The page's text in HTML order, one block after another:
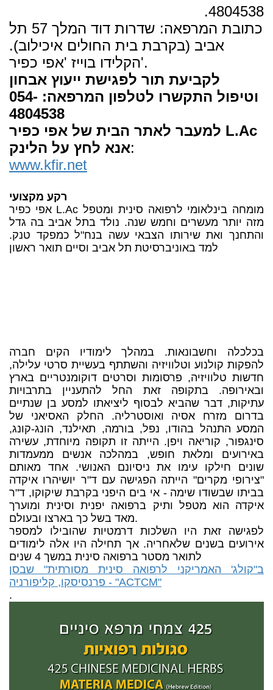
4804538.
כתובת המרפאה: שדרות דוד המלך 57 תל
אביב (בקרבת בית החולים איכילוב).
הקלידו בוייז 'אפי כפיר'.
לקביעת תור לפגישת ייעוץ אבחון
וטיפול התקשרו לטלפון המרפאה: 054-
4804538
למעבר לאתר הבית של אפי כפיר L.Ac
אנא לחץ על הלינק:
www.kfir.net
רקע מקצועי
אפי כפיר L.Ac מומחה בינלאומי לרפואה סינית ומטפל
מזה יותר מעשרים וחמש שנה. נולד בתל אביב בה גדל
והתחנך ואת שירותו הצבאי עשה בנח"ל כמפקד טנק.
למד באוניברסיטת תל אביב וסיים תואר ראשון
בכלכלה וחשבונאות. במהלך לימודיו הקים חברה
להפקות קולנוע וטלוויזיה והשתתף בעשיית סרטי עלילה,
חדשות טלוויזיה, פרסומות וסרטים דוקומנטריים בארץ
ובאירופה. בתקופה זאת החל להתעניין בתרבויות
עתיקות, דבר שהביא לבסוף ליציאתו למסע בן שנתיים
בדרום מזרח אסיה ואוסטרליה. החלק האסיאני של
המסע התנהל בהודו, נפל, בורמה, תאילנד, הונג-קונג,
סינגפור, קוריאה ויפן. הייתה זו תקופה מיוחדת, עשירה
באירועים ומלאת חופש, במהלכה אנשים ממעמדות
שונים חילקו עימו את ניסיונם האנושי. אחד מאותם
"צירופי מקרים" הייתה הפגישה עם ד"ר יושיהרו איקדה
בביתו שבשודו שימה - אי בים היפני בקרבת שיקוקו, ד"ר
איקדה הוא מטפל ותיק ברפואה יפנית וסינית ומוערך
מאד בשל כך בארצו ובעולם.
לפגישה זאת היו השלכות דרמטיות שהובילו למספר
אירועים בשנים שלאחריה. אך תחילה היו אלה לימודים
ב"קולג' האמריקני לרפואה סינית מסורתית" שבסן
פרנסיסקו, קליפורניה - "ACTCM"
.